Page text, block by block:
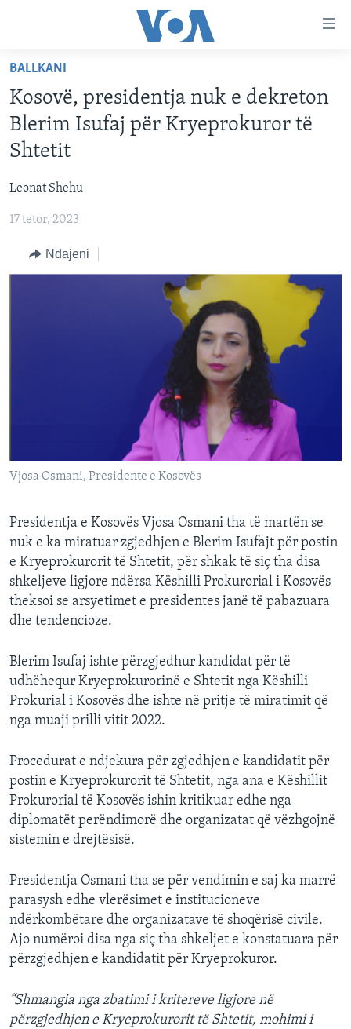
faqen
kryesore
Kalo
tek
faqja
Kalo
tek
KATEGORITË
AMERIKA
BOTA
MJEDISI
SHKENCË DHE TEKNOLOGJI
DITARI
Learning English
FOLLOW US
BALLKANI
Kosovë, presidentja nuk e dekreton
Blerim Isufaj për Kryeprokuror të
Shtetit
Leonat Shehu
17 tetor, 2023
Ndajeni
Vjosa Osmani, Presidente e Kosovës
Presidentja e Kosovës Vjosa Osmani tha të martën se
nuk e ka miratuar zgjedhjen e Blerim Isufajt për postin
e Kryeprokurorit të Shtetit, për shkak të siç tha disa
shkeljeve ligjore ndërsa Këshilli Prokurorial i Kosovës
theksoi se arsyetimet e presidentes janë të pabazuara
dhe tendencioze.
Blerim Isufaj ishte përzgjedhur kandidat për të
udhëhequr Kryeprokurorinë e Shtetit nga Këshilli
Prokurial i Kosovës dhe ishte në pritje të miratimit që
nga muaji prilli vitit 2022.
Procedurat e ndjekura për zgjedhjen e kandidatit për
postin e Kryeprokurorit të Shtetit, nga ana e Këshillit
Prokurorial të Kosovës ishin kritikuar edhe nga
diplomatët perëndimorë dhe organizatat që vëzhgojnë
sistemin e drejtësisë.
Presidentja Osmani tha se për vendimin e saj ka marrë
parasysh edhe vlerësimet e institucioneve
ndërkombëtare dhe organizatave të shoqërisë civile.
Ajo numëroi disa nga siç tha shkeljet e konstatuara për
përzgjedhjen e kandidatit për Kryeprokuror.
“Shmangia nga zbatimi i kritereve ligjore në
përzgjedhjen e Kryeprokurorit të Shtetit, mohimi i